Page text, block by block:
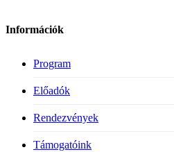
Információk
Program
Előadók
Rendezvények
Támogatóink